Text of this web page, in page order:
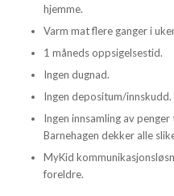
hjemme.
Varm mat flere ganger i
1 måneds oppsigelsestid.
Ingen dugnad.
Ingen depositum/innskudd.
Ingen innsamling av
Barnehagen dekker alle
MyKid
foreldre.